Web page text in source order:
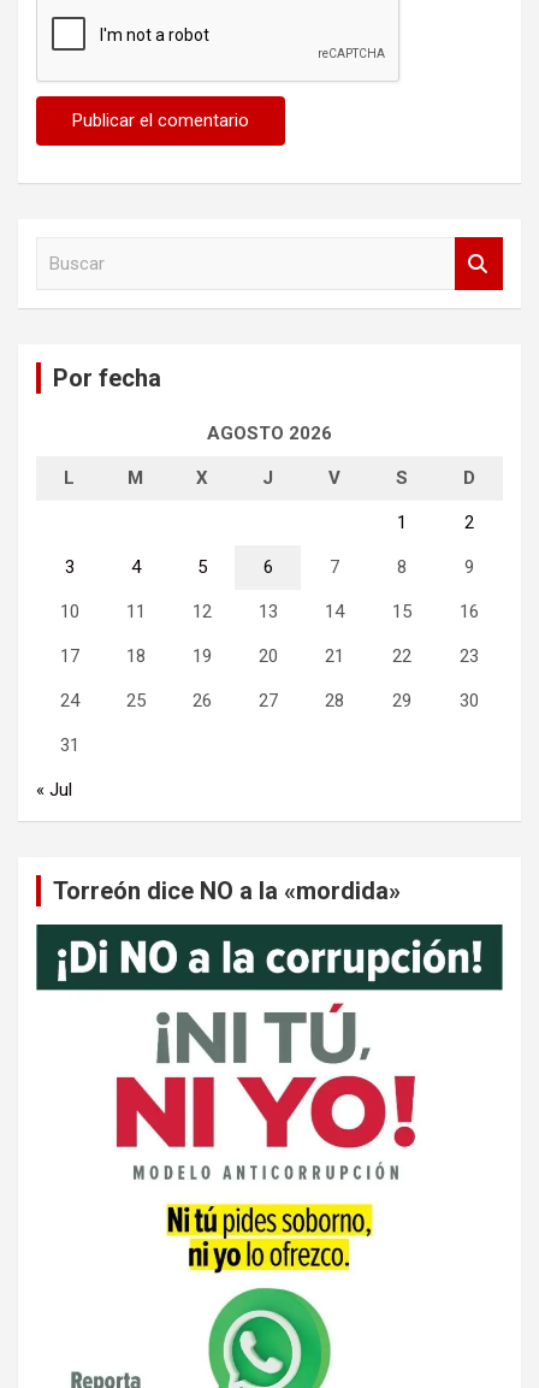
Por fecha
AGOSTO 2026
L M X J V S D
1 2
3 4 5 6 7 8 9
10 11 12 13 14 15 16
17 18 19 20 21 22 23
24 25 26 27 28 29 30
31
« Jul
Torreón dice NO a la «mordida»